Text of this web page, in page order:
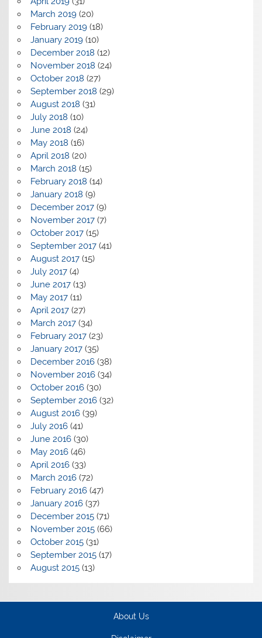
March 2019(20)
February 2019(18)
January 2019(10)
December 2018 (12)
November 2018 (24)
October 2018 (27)
September 2018 (29)
August 2018 (31)
July 2018 (10)
June 2018 (24)
May 2018 (16)
April 2018 (20)
March 2018 (15)
February 2018 (14)
January 2018 (9)
December 2017(9)
November 2017(7)
October 2017(15)
September 2017(41)
August 2017(15)
July 2017(4)
June 2017(13)
May 2017(11)
April 2017(27)
March 2017(34)
February 2017(23)
January 2017(35)
December 2016(38)
November 2016(34)
October 2016(30)
September 2016(32)
August 2016(39)
July 2016(41)
June 2016(30)
May 2016(46)
April 2016(33)
March 2016(72)
February 2016(47)
January 2016(37)
December 2015(71)
November 2015(66)
October 2015(31)
September 2015(17)
August 2015(13)
About Us